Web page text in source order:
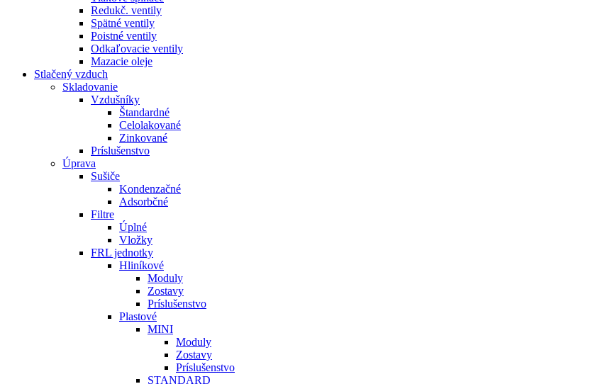
Redukč. ventily
Spätné ventily
Poistné ventily
Odkaľovacie ventily
Mazacie oleje
Stlačený vzduch
Skladovanie
Vzdušníky
Štandardné
Celolakované
Zinkované
Príslušenstvo
Úprava
Sušiče
Kondenzačné
Adsorbčné
Filtre
Úplné
Vložky
FRL jednotky
Hliníkové
Moduly
Zostavy
Príslušenstvo
Plastové
MINI
Moduly
Zostavy
Príslušenstvo
STANDARD